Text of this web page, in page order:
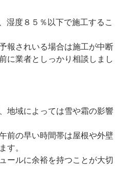
湿度８５％以下で施工するこ
報されいる場合は施工が中断
に業者としっかり相談しまし
地域によっては雪や霜の影響
前の早い時間帯は屋根や外壁
す。
ールに余裕を持つことが大切